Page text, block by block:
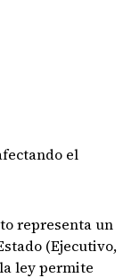
el
representa un
(Ejecutivo,
ley permite